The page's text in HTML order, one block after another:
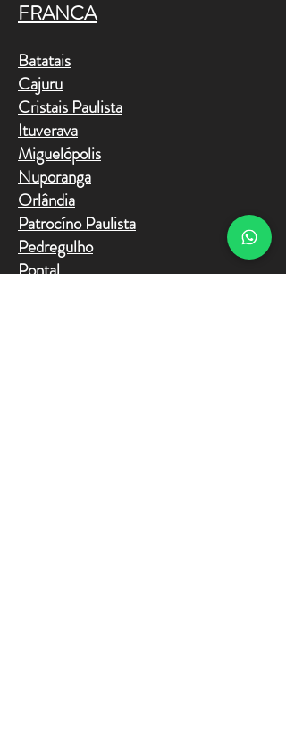
FRANCA
Batatais
Cajuru
Cristais Paulista
Ituverava
Miguelópolis
Nuporanga
Orlândia
Patrocíno Paulista
Pedregulho
Pontal